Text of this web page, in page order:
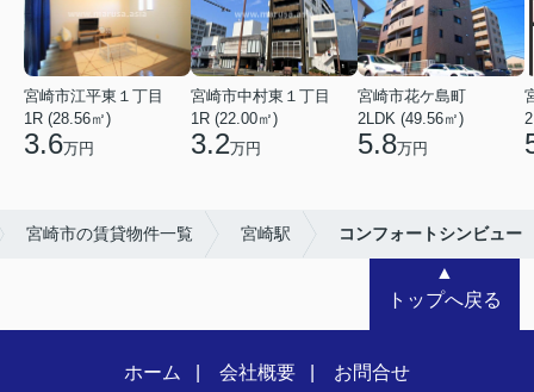
宮崎市江平東１丁目
1R (28.56㎡)
3.6万円
宮崎市中村東１丁目
1R (22.00㎡)
3.2万円
宮崎市花ケ島町
2LDK (49.56㎡)
5.8万円
宮崎市の賃貸物件一覧 宮崎駅 コンフォートシンビュー
▲
トップへ戻る
ホーム 会社概要 お問合せ